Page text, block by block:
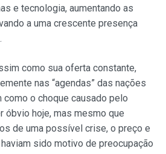
e tecnologia, aumentando as
a uma crescente presença
como sua oferta constante,
nas “agendas” das nações
o choque causado pelo
óbvio hoje, mas mesmo que
de uma possível crise, o preço e
sido motivo de preocupação